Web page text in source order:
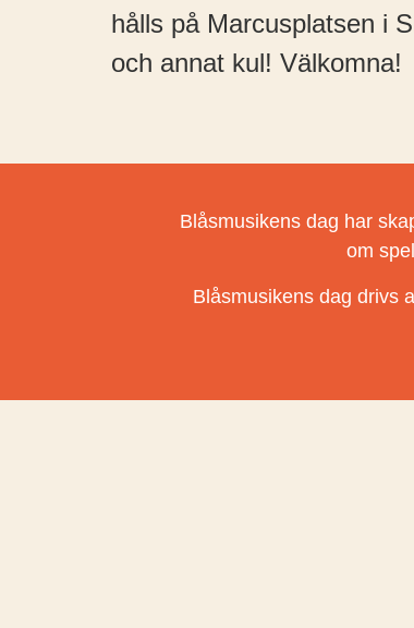
hålls på Marcusplatsen i
och annat kul! Välkomna!
Blåsmusikens dag har
om
Blåsmusikens dag drivs